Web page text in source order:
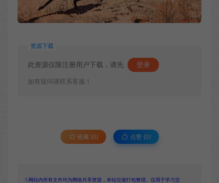
资源下载
此资源仅限注册用户下载，请先 登录
如有疑问请联系客服！
收藏 (0) 点赞 (0)
1.网站内所有文件均为网络共享资源，本站仅做打包整理。仅用于学习交